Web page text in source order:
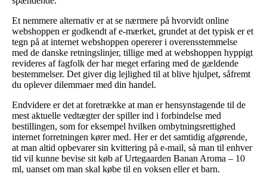
Et nemmere alternativ er at se nærmere på hvorvidt online
webshoppen er godkendt af e-mærket, grundet at det typisk er et
tegn på at internet webshoppen opererer i overensstemmelse
med de danske retningslinjer, tillige med at webshoppen hyppigt
revideres af fagfolk der har meget erfaring med de gældende
bestemmelser. Det giver dig lejlighed til at blive hjulpet, såfremt
du oplever dilemmaer med din handel.
Endvidere er det at foretrække at man er hensynstagende til de
mest aktuelle vedtægter der spiller ind i forbindelse med
bestillingen, som for eksempel hvilken ombytningsrettighed
internet forretningen kører med. Her er det samtidig afgørende,
at man altid opbevarer sin kvittering på e-mail, så man til enhver
tid vil kunne bevise sit køb af Urtegaarden Banan Aroma – 10
ml, uanset om man skal købe til en voksen eller et barn.